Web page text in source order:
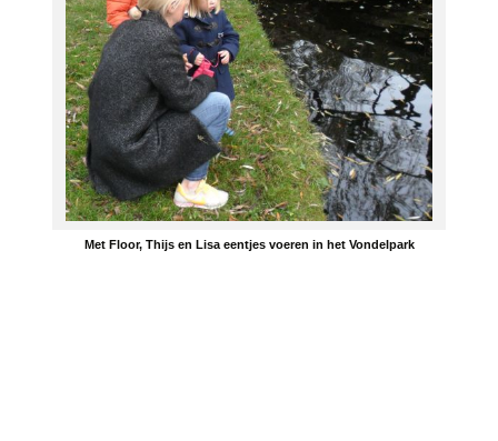
Met Floor, Thijs en Lisa eentjes voeren in het Vondelpark